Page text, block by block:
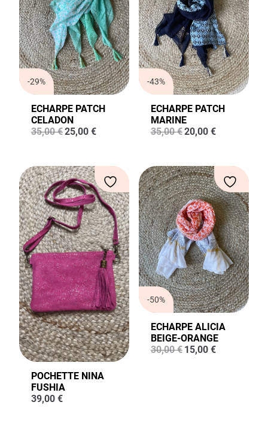
-29%
ECHARPE PATCH
CELADON
35,00€Le
était :
35,00 €.
25,00 €Le
est :
25,00 €.
-43%
ECHARPE PATCH
MARINE
35,00€Le
était :
35,00 €.
20,00 €Le
est :
20,00 €.
POCHETTE NINA
FUSHIA
39,00 €
-50%
ECHARPE ALICIA
BEIGE-ORANGE
30,00€ Le
15,00 €Le